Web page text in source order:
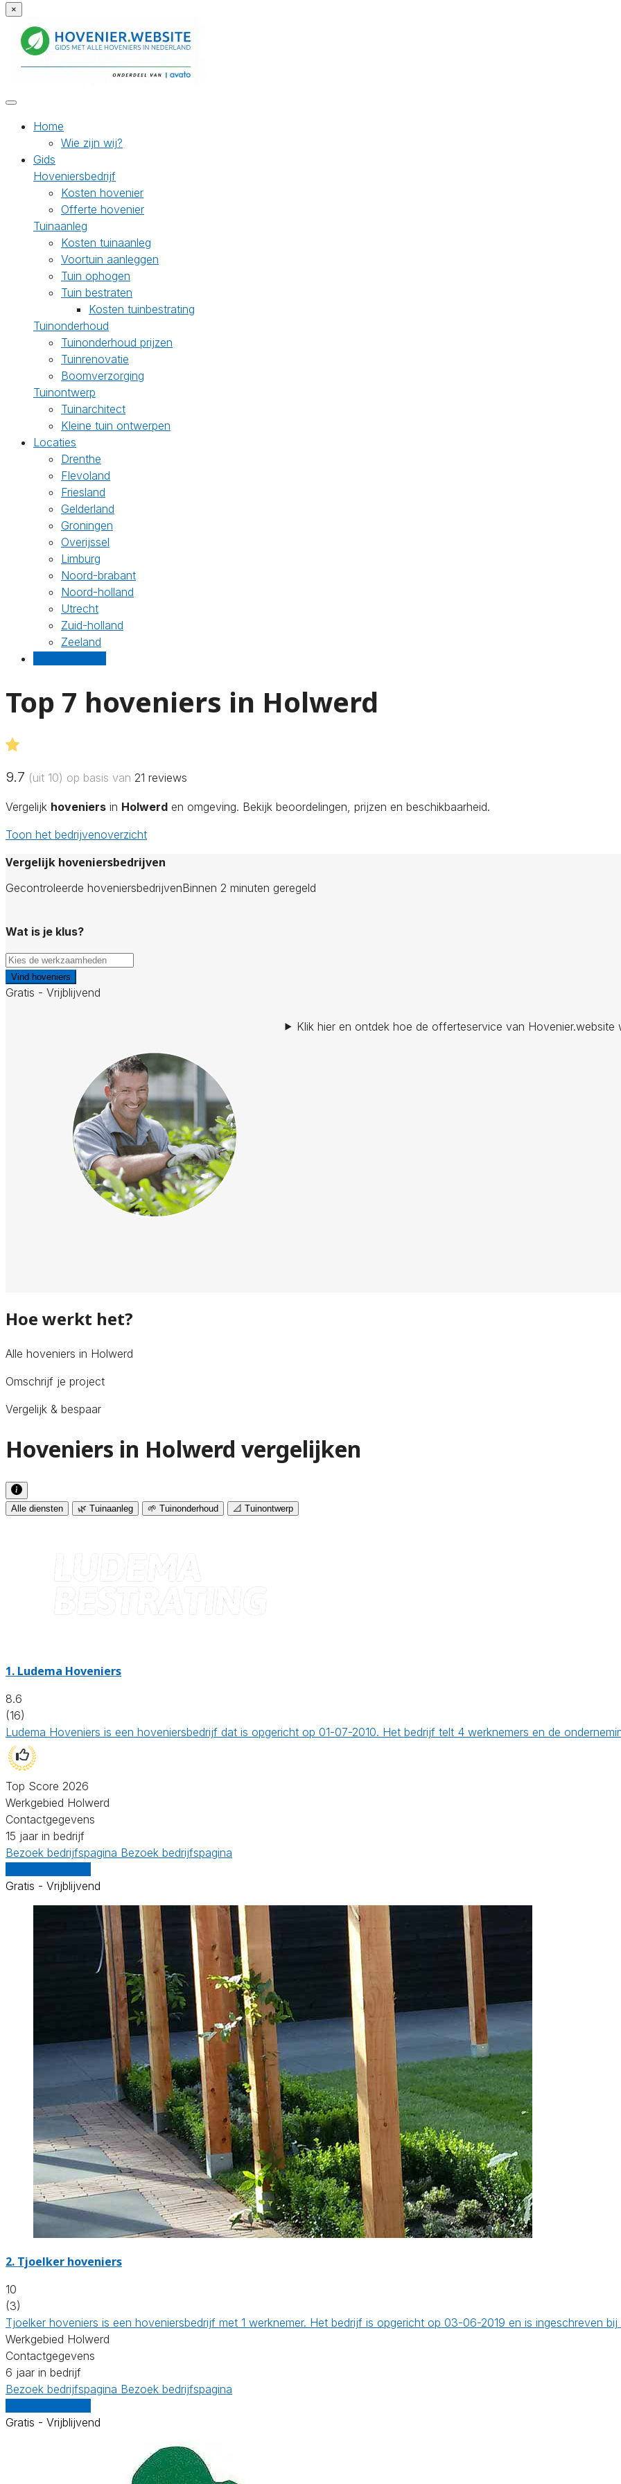
×
Home
Wie zijn wij?
Gids
Hoveniersbedrijf
Kosten hovenier
Offerte hovenier
Tuinaanleg
Kosten tuinaanleg
Voortuin aanleggen
Tuin ophogen
Tuin bestraten
Kosten tuinbestrating
Tuinonderhoud
Tuinonderhoud prijzen
Tuinrenovatie
Boomverzorging
Tuinontwerp
Tuinarchitect
Kleine tuin ontwerpen
Locaties
Drenthe
Flevoland
Friesland
Gelderland
Groningen
Overijssel
Limburg
Noord-brabant
Noord-holland
Utrecht
Zuid-holland
Zeeland
Top 7 hoveniers in Holwerd
9.7 (uit 10) op basis van 21 reviews
Vergelijk hoveniers in Holwerd en omgeving. Bekijk beoordelingen, prijzen en beschikbaarheid.
Toon het bedrijvenoverzicht
Vergelijk hoveniersbedrijven
Gecontroleerde hoveniersbedrijvenBinnen 2 minuten geregeld
Wat is je klus?
Vind hoveniers
Gratis - Vrijblijvend
Klik hier en ontdek hoe de offerteservice van Hovenier.website
Hoe werkt het?
Alle hoveniers in Holwerd
Omschrijf je project
Vergelijk & bespaar
Hoveniers in Holwerd vergelijken
Alle diensten 🌿 Tuinaanleg 🌱 Tuinonderhoud 📐 Tuinontwerp
1. Ludema Hoveniers
8.6
(16)
Ludema Hoveniers is een hoveniersbedrijf dat is opgericht op 01-07-2010. Het bedrijf telt 4 werknemers en de
Top Score 2026
Werkgebied Holwerd
Contactgegevens
15 jaar in bedrijf
Bezoek bedrijfspagina Bezoek bedrijfspagina
Gratis - Vrijblijvend
2. Tjoelker hoveniers
10
(3)
Tjoelker hoveniers is een hoveniersbedrijf met 1 werknemer. Het bedrijf is opgericht op 03-06-2019 en is ingeschreven
Werkgebied Holwerd
Contactgegevens
6 jaar in bedrijf
Bezoek bedrijfspagina Bezoek bedrijfspagina
Gratis - Vrijblijvend